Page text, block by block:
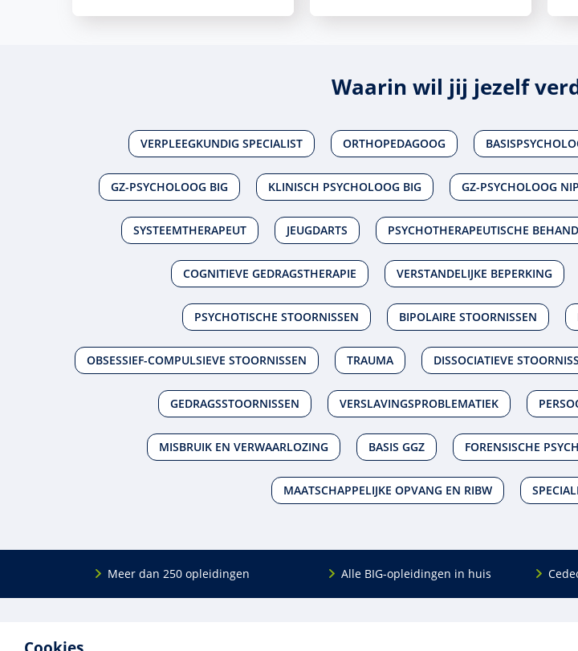
Waarin wil jij jezelf
VERPLEEGKUNDIG SPECIALIST ORTHOPEDAGOOG
GZ-PSYCHOLOOG BIG KLINISCH PSYCHOLOOG BIG GZ-PSYCHOLOOG NIP
SYSTEEMTHERAPEUT JEUGDARTS PSYCHOTHERAPEUTISCHE
COGNITIEVE GEDRAGSTHERAPIE VERSTANDELIJKE BEPERKING
PSYCHOTISCHE STOORNISSEN BIPOLAIRE STOORNISSEN
OBSESSIEF-COMPULSIEVE STOORNISSEN TRAUMA DISSOCIATIEVE
GEDRAGSSTOORNISSEN VERSLAVINGSPROBLEMATIEK
MISBRUIK EN VERWAARLOZING BASIS GGZ FORENSISCHE
MAATSCHAPPELIJKE OPVANG EN RIBW
Meer dan 250 opleidingen Alle BIG-opleidingen in huis